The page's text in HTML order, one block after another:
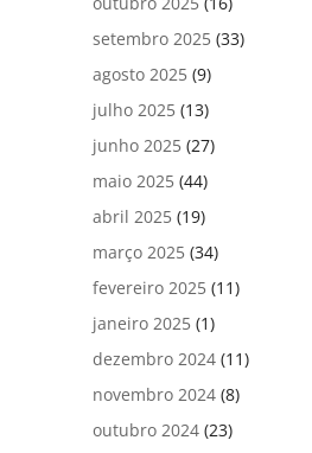
setembro 2025 (33)
agosto 2025 (9)
julho 2025 (13)
junho 2025 (27)
maio 2025 (44)
abril 2025 (19)
março 2025 (34)
fevereiro 2025 (11)
janeiro 2025 (1)
dezembro 2024 (11)
novembro 2024 (8)
outubro 2024 (23)